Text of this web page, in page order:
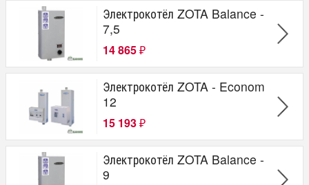
Электрокотёл ZOTA Balance -
7,5
14 865 ₽
Электрокотёл ZOTA - Econom
12
15 193 ₽
Электрокотёл ZOTA Balance -
9